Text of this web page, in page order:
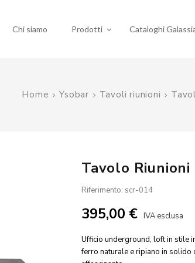
Chi siamo Prodotti Cataloghi
Home Ysobar Tavoli riunioni
Tavolo Riunioni
Riferimento: scr-014
395,00 € IVA esclusa
Ufficio underground, loft in stile
ferro naturale e ripiano in